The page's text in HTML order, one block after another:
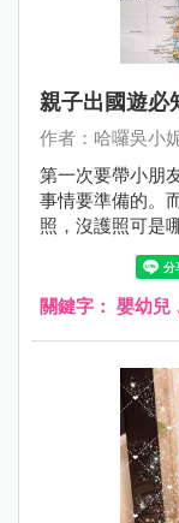
親子出國遊必
作者：哈囉吳小
第一次要帶小朋
事情要準備的。
照，沒護照可是
關鍵字： 嬰幼兒